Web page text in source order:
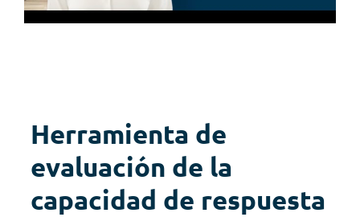
Herramienta de
evaluación de la
capacidad de respuesta